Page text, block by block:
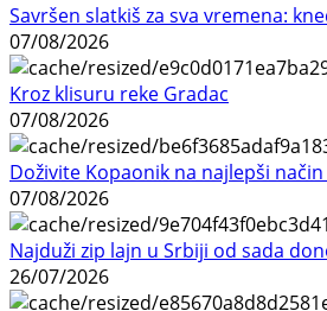
Savršen slatkiš za sva vremena:
07/08/2026
Kroz klisuru reke Gradac
07/08/2026
Doživite Kopaonik na najlepši
07/08/2026
Najduži zip lajn u Srbiji od sada
26/07/2026